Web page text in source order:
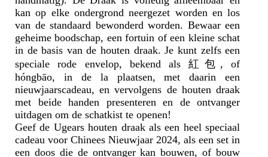
kan op elke ondergrond neergezet worden en los
van de standaard bewonderd worden. Bewaar een
geheime boodschap, een fortuin of een kleine schat
in de basis van de houten draak. Je kunt zelfs een
speciale rode envelop, bekend als 紅包, of
hóngbāo, in de la plaatsen, met daarin een
nieuwjaarscadeau, en vervolgens de houten draak
met beide handen presenteren en de ontvanger
uitdagen om de schatkist te openen!
Geef de Ugears houten draak als een heel speciaal
cadeau voor Chinees Nieuwjaar 2024, als een set in
een doos die de ontvanger kan bouwen, of bouw